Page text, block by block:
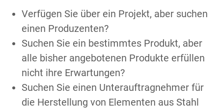
Verfügen Sie über ein Projekt, aber suchen
einen Produzenten?
Suchen Sie ein bestimmtes Produkt, aber
alle bisher angebotenen Produkte erfüllen
nicht ihre Erwartungen?
Suchen Sie einen Unterauftragnehmer für
die Herstellung von Elementen aus Stahl